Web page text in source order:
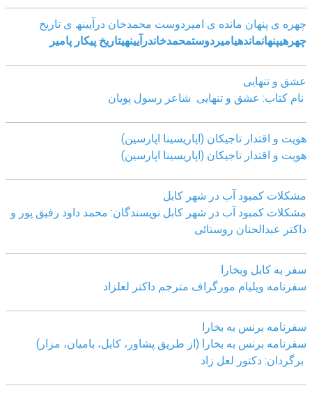
چھره ی پنھان مانده ی امیردوست محمدخان درآیینھ ی تاریخ
چھرهیپنھانماندهیامیردوستمحمدخاندرآیینھیتاریخ پیکار پامیر
عشق و تنهایی
نام کتاب: عشق و تنهایی شاعر رسول پویان
هویت و اقتدار تاجیکان (اپاریسینا اپارسین)
هویت و اقتدار تاجیکان (اپاریسینا اپارسین)
مشکلات کمبود آب در شهر کابل
مشکلات کمبود آب در شهر کابل نویسندگان: محمد داود رفیق پور و
داکتر عبدالحنان روستائی
سفر به کابل وبخارا
سفرنامه ویلیام مورگراف مترجم داکتر لعلزاد
سفرنامه برنس به بخارا
سفرنامه برنس به بخارا (از طریق پشاور، کابل، بامیان، مزار)
برگردان: دکتور لعل زاد